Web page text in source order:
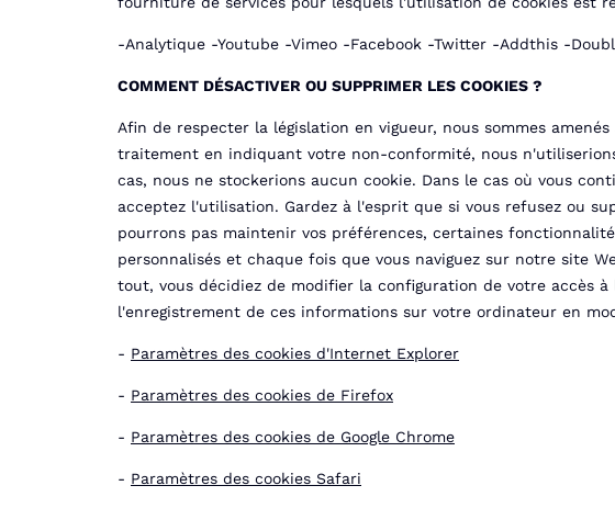
-Analytique -Youtube -Vimeo -Facebook -Twitter -Addthis -
COMMENT DÉSACTIVER OU SUPPRIMER LES COOKIES ?
Afin de respecter la législation en vigueur, nous sommes
traitement en indiquant votre non-conformité, nous
cas, nous ne stockerions aucun cookie. Dans le cas où vous
acceptez l'utilisation. Gardez à l'esprit que si vous refusez ou
pourrons pas maintenir vos préférences, certaines
personnalisés et chaque fois que vous naviguez sur notre site
tout, vous décidiez de modifier la configuration de votre accès
l'enregistrement de ces informations sur votre ordinateur en
- Paramètres des cookies d'Internet Explorer
- Paramètres des cookies de Firefox
- Paramètres des cookies de Google Chrome
- Paramètres des cookies Safari